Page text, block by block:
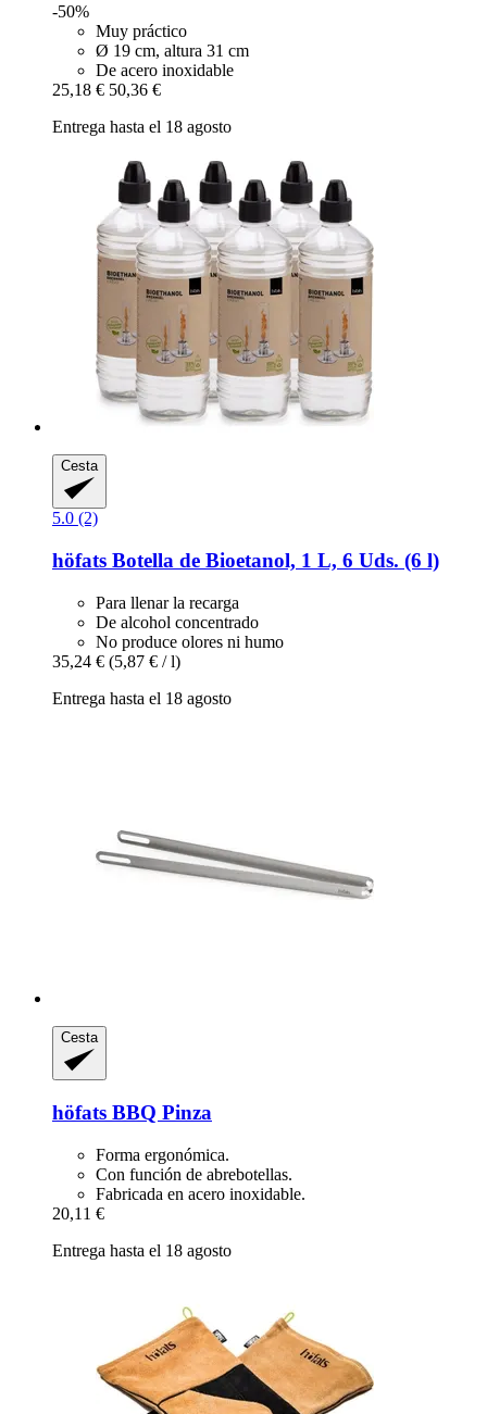
-50%
Muy práctico
Ø 19 cm, altura 31 cm
De acero inoxidable
25,18 € 50,36 €
Entrega hasta el 18 agosto
Cesta
5.0 (2)
höfats Botella de Bioetanol, 1 L, 6 Uds. (6 l)
Para llenar la recarga
De alcohol concentrado
No produce olores ni humo
35,24 € (5,87 € / l)
Entrega hasta el 18 agosto
Cesta
höfats BBQ Pinza
Forma ergonómica.
Con función de abrebotellas.
Fabricada en acero inoxidable.
20,11 €
Entrega hasta el 18 agosto